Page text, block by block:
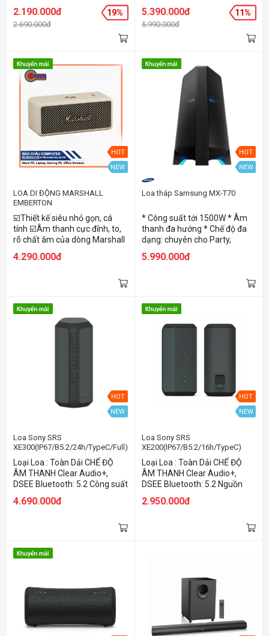
inch và tweeter 1-inch cho âm
thanh sạch và trung thực ✅
Thân vỏ gỗ cho sự ổn định và
kết nối cho PC, Soundcard,
bàn Mixer ✅ Cổng Headphone
Out và AUX In phía trước rất
tiện lợi ✅ Núm vặn đa tính
năng Nguồn/Volume/Sound
Mode phía trước ✅ Monitor
Mode và Music Mode đáp ứng
cả nhu cầu công việc và giải trí
2.190.000đ
2.690.000đ
19%
loa lớn : 2 x 0.74” / 19 mm Trở
kháng : 8Ω Tần số đáp ứng :
180Hz – 20KHz Trọng lượng
xấp xỉ : 2Kg Loa siêu trầm Loại
đầu ra : 30W RMS Kích thước
loa : 133mm Trở kháng : 4Ω
Tần số đáp ứng : 20Hz –
180Hz Trọng lượng xấp xỉ :
5.390.000đ
5.990.000đ
11%
HOT
NEW
LOA DI ĐỘNG MARSHALL
EMBERTON
☑️Thiết kế siêu nhỏ gọn, cá
tính ☑️Âm thanh cực đỉnh, to,
rõ chất âm của dòng Marshall
IPX7 ☑️Công nghệ True
4.290.000đ
HOT
NEW
Loa tháp Samsung MX-T70
* Công suất tới 1500W * Âm
thanh đa hướng * Chế độ đa
dạng: chuyên cho Party,
nháy theo nhạc cực đỉnh * Kết
cắm mic hát karaoke * Kháng
5.990.000đ
HOT
NEW
Loa Sony SRS
XE300(IP67/B5.2/24h/TypeC/Full)
Loại Loa : Toàn Dải CHẾ ĐỘ
ÂM THANH Clear Audio+,
DSEE Bluetooth: 5.2 Công suất
gian nghe nhạc 15h
4.690.000đ
HOT
NEW
Loa Sony SRS
XE200(IP67/B5.2/16h/TypeC)
Loại Loa : Toàn Dải CHẾ ĐỘ
ÂM THANH Clear Audio+,
DSEE Bluetooth: 5.2 Nguồn
nhạc 15h
2.950.000đ